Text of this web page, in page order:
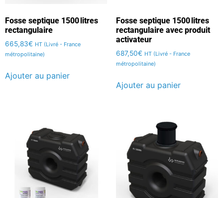
Fosse septique 1500 litres
rectangulaire
665,83€ HT (Livré - France
métropolitaine)
Ajouter au panier
Fosse septique 1500 litres
rectangulaire avec produit
activateur
687,50€ HT (Livré - France
métropolitaine)
Ajouter au panier